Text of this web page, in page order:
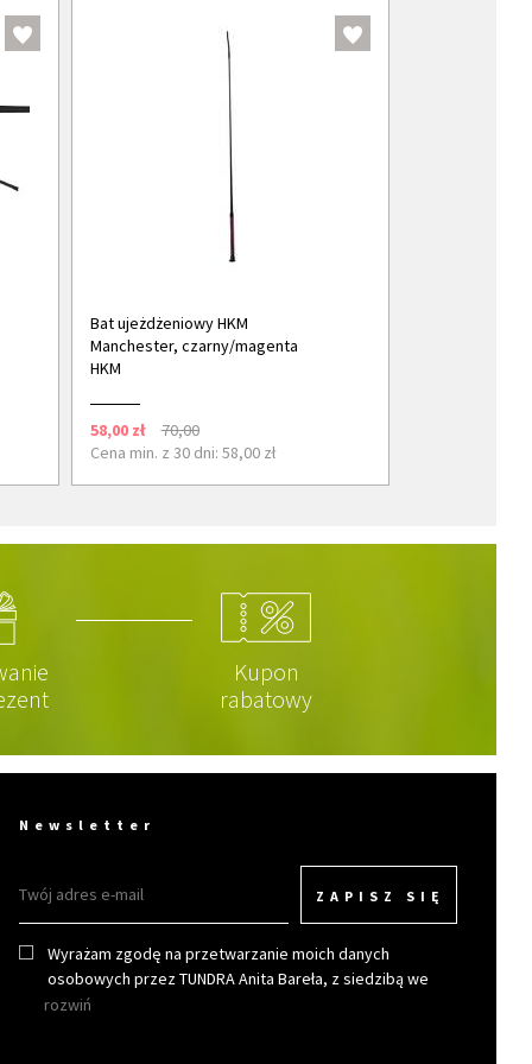
Bat ujeżdżeniowy HKM
Manchester, czarny/magenta
HKM
58,00 zł
70,00
Cena min. z 30 dni: 58,00 zł
Kupon
rabatowy
Newsletter
ZAPISZ SIĘ
Wyrażam zgodę na przetwarzanie moich danych
osobowych przez TUNDRA Anita Bareła, z siedzibą we
Wrocławiu w celu otrzymywania newslettera.
rozwiń